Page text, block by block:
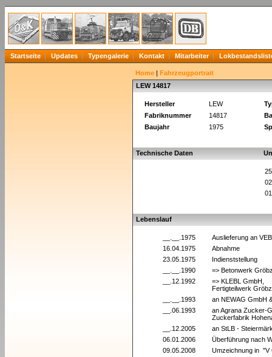
Startseite Updates Typengalerie Kontakt Mitarbeiter
Home | Fahrzeugportrait
LEW 14817
Hersteller LEW
Fabriknummer
14817
Baujahr
1975
Technische Daten
Lebenslauf
__.__.1975
Auslieferung an
16.04.1975
Abnahme
23.05.1975
Indienststellung
__.__.1990
=> Betonwerk
__.12.1992
=> KLEBL GmbH,
Fertigteilwerk
__.__.1993
an NEWAG GmbH
__.06.1993
an Agrana Zucker-
Zuckerfabrik
__.12.2005
an StLB -
06.01.2006
Überführung nach
09.05.2008
Umzeichnung in "V